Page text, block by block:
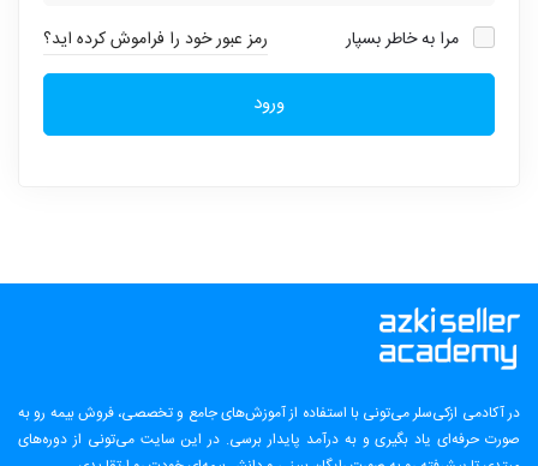
مرا به خاطر بسپار رمز عبور خود را فراموش کرده اید؟
ورود
در آکادمی ازکی‌سلر می‌تونی با استفاده از آموزش‌های جامع و تخصصی، فروش بیمه رو به
صورت حرفه‌ای یاد بگیری و به درآمد پایدار برسی. در این سایت می‌تونی از دوره‌های